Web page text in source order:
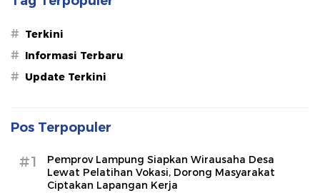
# Terkini
# Informasi Terbaru
# Update Terkini
Pos Terpopuler
#1
Pemprov Lampung Siapkan Wirausaha Desa
Lewat Pelatihan Vokasi, Dorong Masyarakat
Ciptakan Lapangan Kerja